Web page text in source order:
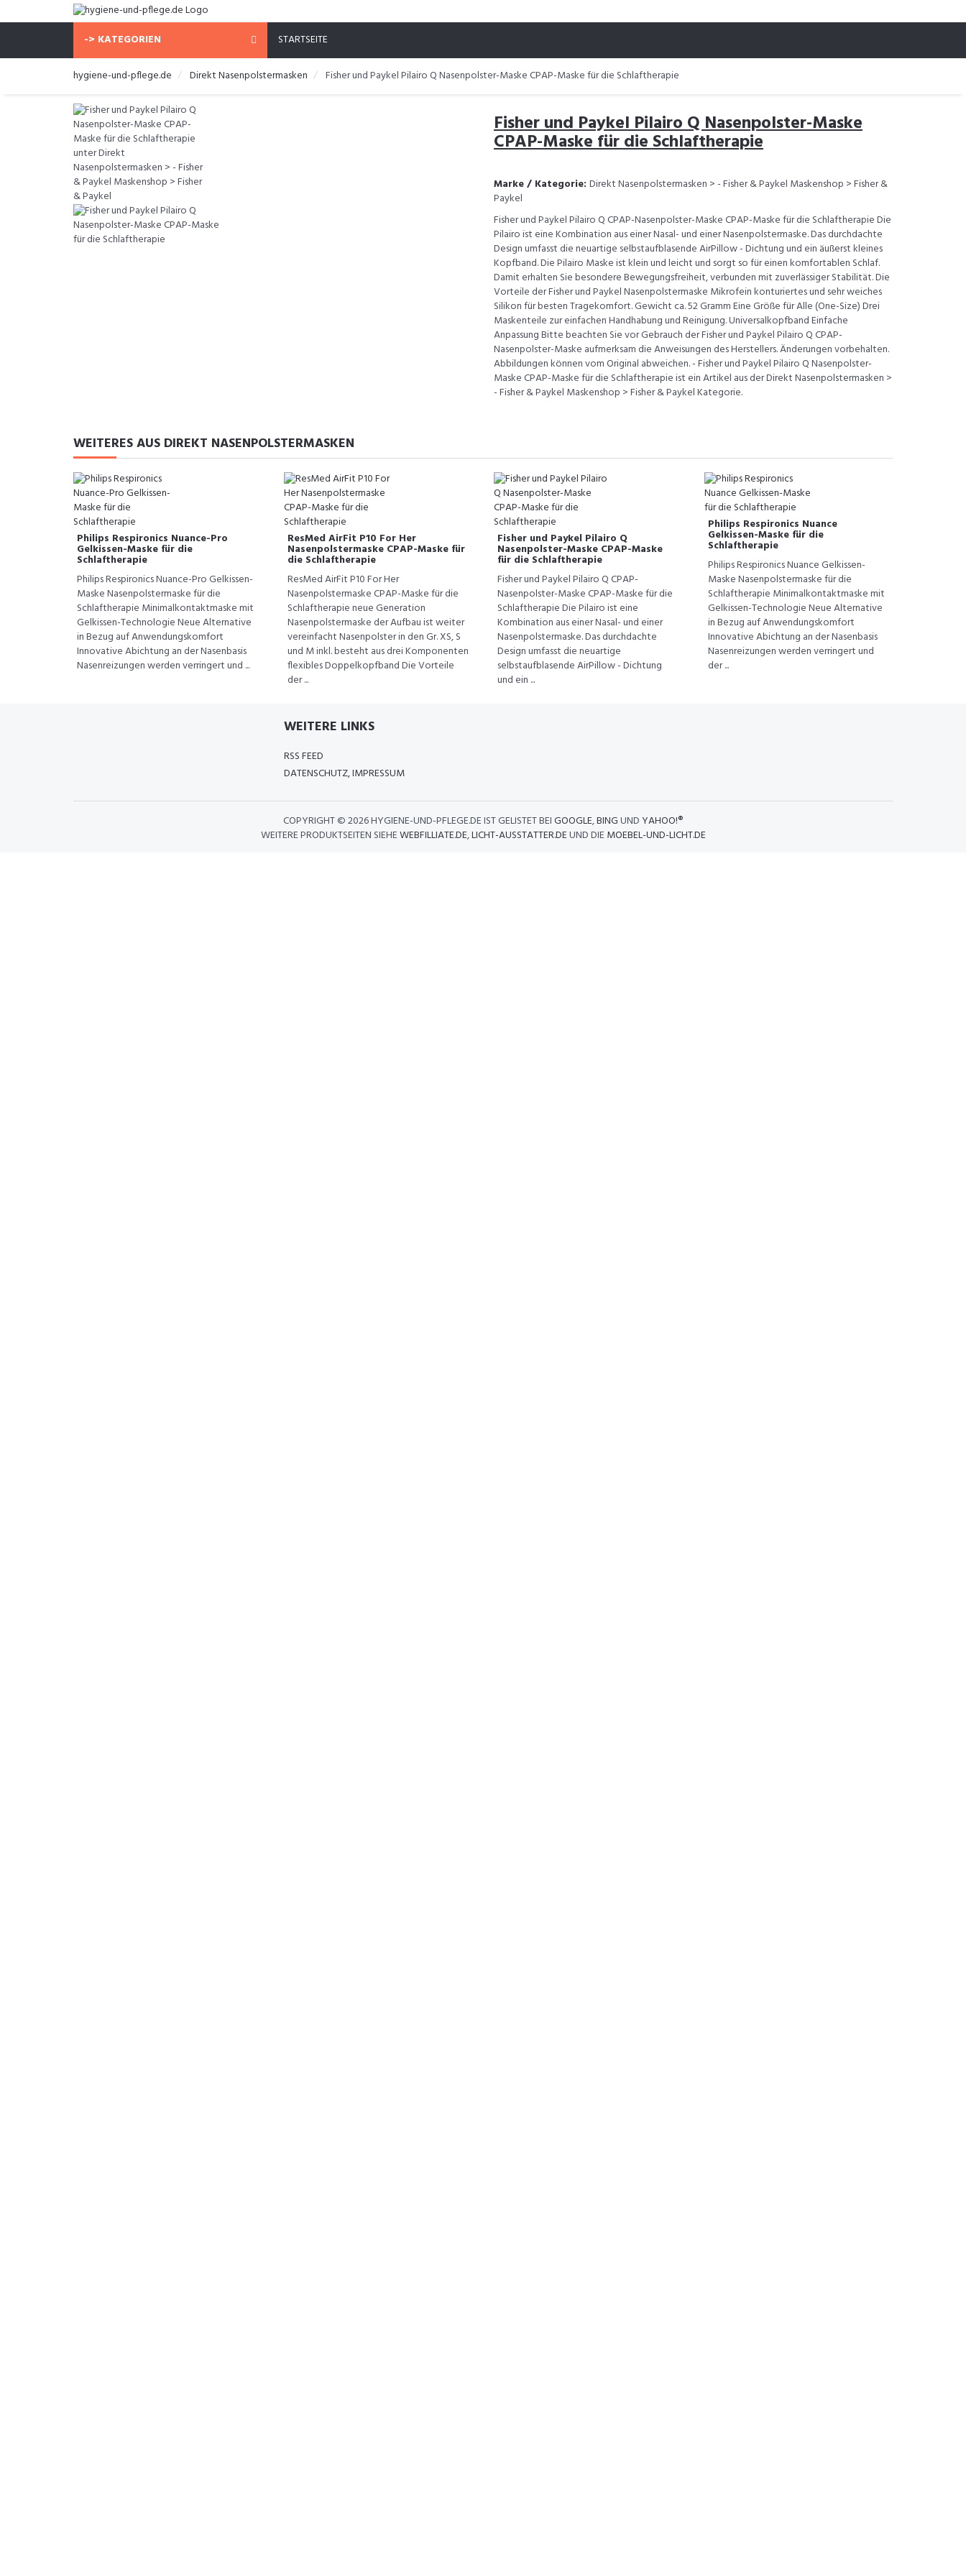
-> KATEGORIEN STARTSEITE
hygiene-und-pflege.de Direkt Nasenpolstermasken Fisher und Paykel Pilairo Q Nasenpolster-Maske CPAP-Maske für die Schlaftherapie
Fisher und Paykel Pilairo Q Nasenpolster-Maske
CPAP-Maske für die Schlaftherapie
Marke / Kategorie: Direkt Nasenpolstermasken > - Fisher & Paykel Maskenshop > Fisher &
Paykel
Fisher und Paykel Pilairo Q CPAP-Nasenpolster-Maske CPAP-Maske für die Schlaftherapie Die
Pilairo ist eine Kombination aus einer Nasal- und einer Nasenpolstermaske. Das durchdachte
Design umfasst die neuartige selbstaufblasende AirPillow - Dichtung und ein äußerst kleines
Kopfband. Die Pilairo Maske ist klein und leicht und sorgt so für einen komfortablen Schlaf.
Damit erhalten Sie besondere Bewegungsfreiheit, verbunden mit zuverlässiger Stabilität. Die
Vorteile der Fisher und Paykel Nasenpolstermaske Mikrofein konturiertes und sehr weiches
Silikon für besten Tragekomfort. Gewicht ca. 52 Gramm Eine Größe für Alle (One-Size) Drei
Maskenteile zur einfachen Handhabung und Reinigung. Universalkopfband Einfache
Anpassung Bitte beachten Sie vor Gebrauch der Fisher und Paykel Pilairo Q CPAP-
Nasenpolster-Maske aufmerksam die Anweisungen des Herstellers. Änderungen vorbehalten.
Abbildungen können vom Original abweichen. - Fisher und Paykel Pilairo Q Nasenpolster-
Maske CPAP-Maske für die Schlaftherapie ist ein Artikel aus der Direkt Nasenpolstermasken >
- Fisher & Paykel Maskenshop > Fisher & Paykel Kategorie.
WEITERES AUS DIREKT NASENPOLSTERMASKEN
Philips Respironics Nuance-Pro
Gelkissen-Maske für die
Schlaftherapie
Philips Respironics Nuance-Pro Gelkissen-
Maske Nasenpolstermaske für die
Schlaftherapie Minimalkontaktmaske mit
Gelkissen-Technologie Neue Alternative
in Bezug auf Anwendungskomfort
Innovative Abichtung an der Nasenbasis
Nasenreizungen werden verringert und ...
ResMed AirFit P10 For Her
Nasenpolstermaske CPAP-Maske für
die Schlaftherapie
ResMed AirFit P10 For Her
Nasenpolstermaske CPAP-Maske für die
Schlaftherapie neue Generation
Nasenpolstermaske der Aufbau ist weiter
vereinfacht Nasenpolster in den Gr. XS, S
und M inkl. besteht aus drei Komponenten
flexibles Doppelkopfband Die Vorteile
der ...
Fisher und Paykel Pilairo Q
Nasenpolster-Maske CPAP-Maske
für die Schlaftherapie
Fisher und Paykel Pilairo Q CPAP-
Nasenpolster-Maske CPAP-Maske für die
Schlaftherapie Die Pilairo ist eine
Kombination aus einer Nasal- und einer
Nasenpolstermaske. Das durchdachte
Design umfasst die neuartige
selbstaufblasende AirPillow - Dichtung
und ein ...
Philips Respironics Nuance
Gelkissen-Maske für die
Schlaftherapie
Philips Respironics Nuance Gelkissen-
Maske Nasenpolstermaske für die
Schlaftherapie Minimalkontaktmaske mit
Gelkissen-Technologie Neue Alternative
in Bezug auf Anwendungskomfort
Innovative Abichtung an der Nasenbasis
Nasenreizungen werden verringert und
der ...
WEITERE LINKS
RSS FEED
DATENSCHUTZ, IMPRESSUM
COPYRIGHT ©2026 HYGIENE-UND-PFLEGE.DE IST GELISTET BEIGOOGLE,BINGUND YAHOO!®
WEITERE PRODUKTSEITEN SIEHEWEBFILLIATE.DE,LICHT-AUSSTATTER.DEUND DIE MOEBEL-UND-LICHT.DE